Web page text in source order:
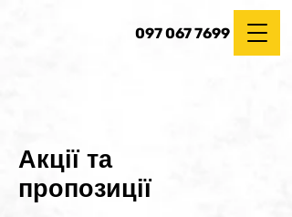
097 067 7699
Акції та
пропозиції